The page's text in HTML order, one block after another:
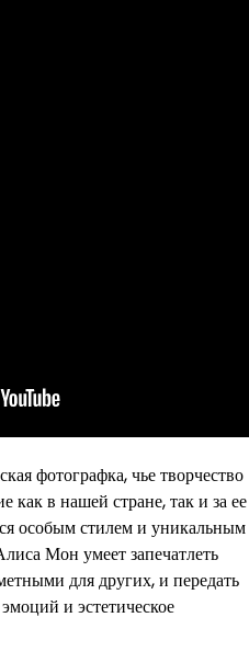
фотографка, чье творчество
как в нашей стране, так и за ее
особым стилем и уникальным
Мон умеет запечатлеть
для других, и передать
и эстетическое